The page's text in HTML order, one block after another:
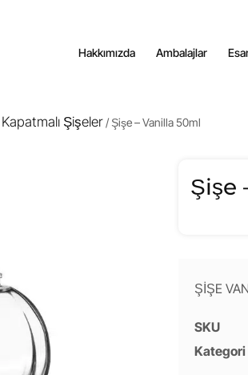
Hakkımızda Ambalajlar
Kapatmalı Şişeler/ Şişe – Vanilla 50ml
Şişe
ŞİŞE
SKU
Kategori